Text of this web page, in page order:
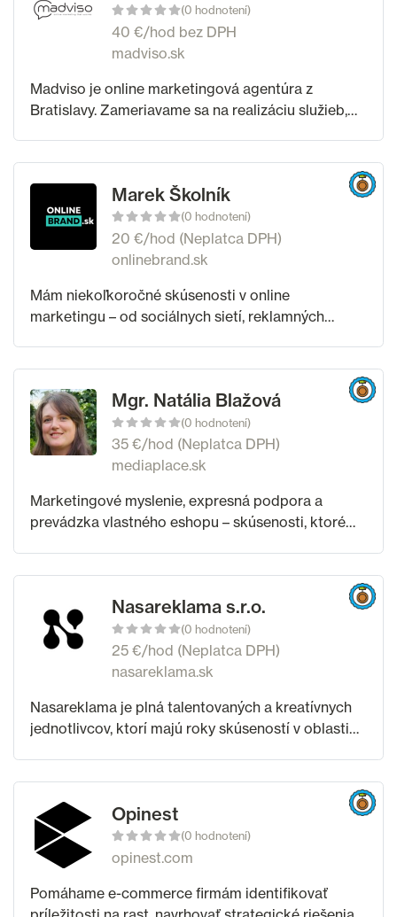
(0 hodnotení)
40 €/hod bez DPH
madviso.sk
Madviso je online marketingová agentúra z
Bratislavy. Zameriavame sa na realizáciu služieb,
Marek Školník
(0 hodnotení)
20 €/hod (Neplatca DPH)
onlinebrand.sk
Mám niekoľkoročné skúsenosti v online
marketingu – od sociálnych sietí, reklamných
Mgr. Natália Blažová
(0 hodnotení)
35 €/hod (Neplatca DPH)
mediaplace.sk
Marketingové myslenie, expresná podpora a
prevádzka vlastného eshopu – skúsenosti, ktoré
Nasareklama s.r.o.
(0 hodnotení)
25 €/hod (Neplatca DPH)
nasareklama.sk
Nasareklama je plná talentovaných a kreatívnych
jednotlivcov, ktorí majú roky skúseností v oblasti
Opinest
(0 hodnotení)
opinest.com
Pomáhame e-commerce firmám identifikovať